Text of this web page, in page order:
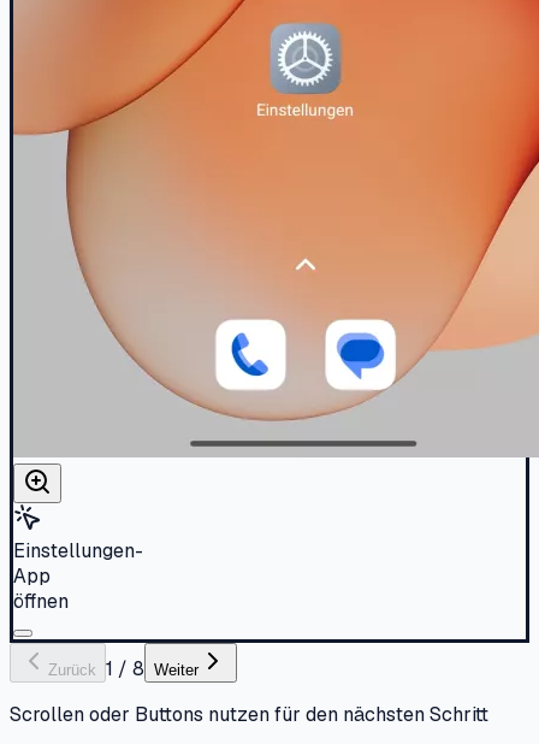
Einstellungen-
App
öffnen
Zurück 1 / 8 Weiter
Scrollen oder Buttons nutzen für den nächsten Schritt